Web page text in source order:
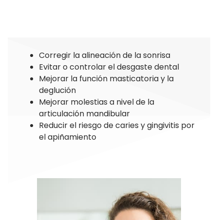
Corregir la alineación de la sonrisa
Evitar o controlar el desgaste dental
Mejorar la función masticatoria y la
deglución
Mejorar molestias a nivel de la
articulación mandibular
Reducir el riesgo de caries y gingivitis por
el apiñamiento